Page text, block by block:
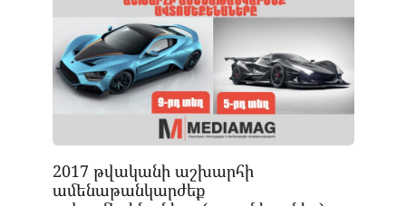
2017 թվականի աշխարհի
ամենաթանկարժեք